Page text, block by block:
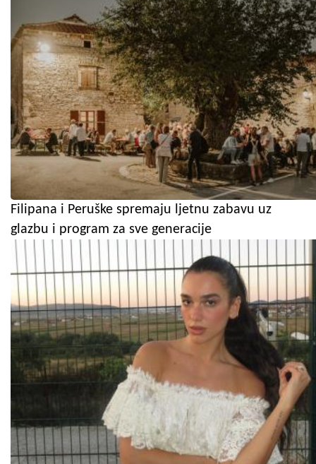
Filipana i Peruške spremaju ljetnu zabavu uz
glazbu i program za sve generacije